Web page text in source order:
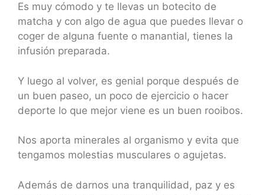
Es muy cómodo y te llevas un botecito de
matcha y con algo de agua que puedes llevar o
coger de alguna fuente o manantial, tienes la
infusión preparada.
Y luego al volver, es genial porque después de
un buen paseo, un poco de ejercicio o hacer
deporte lo que mejor viene es un buen rooibos.
Nos aporta minerales al organismo y evita que
tengamos molestias musculares o agujetas.
Además de darnos una tranquilidad, paz y es